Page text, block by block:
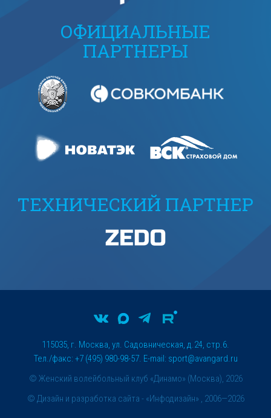
ОФИЦИАЛЬНЫЕ
ПАРТНЕРЫ
ТЕХНИЧЕСКИЙ ПАРТНЕР
© Женский волейбольный клуб «Динамо» (Москва), 2026
115035, г. Москва, ул. Садовническая, д.24, стр.6.
Тел./факс: +7 (495) 980-98-57. E-mail: sport@avangard.ru
© Дизайн и разработка сайта - «Инфодизайн» , 2006—2026